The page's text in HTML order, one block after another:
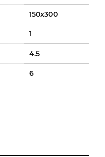
150x300
1
4.5
6